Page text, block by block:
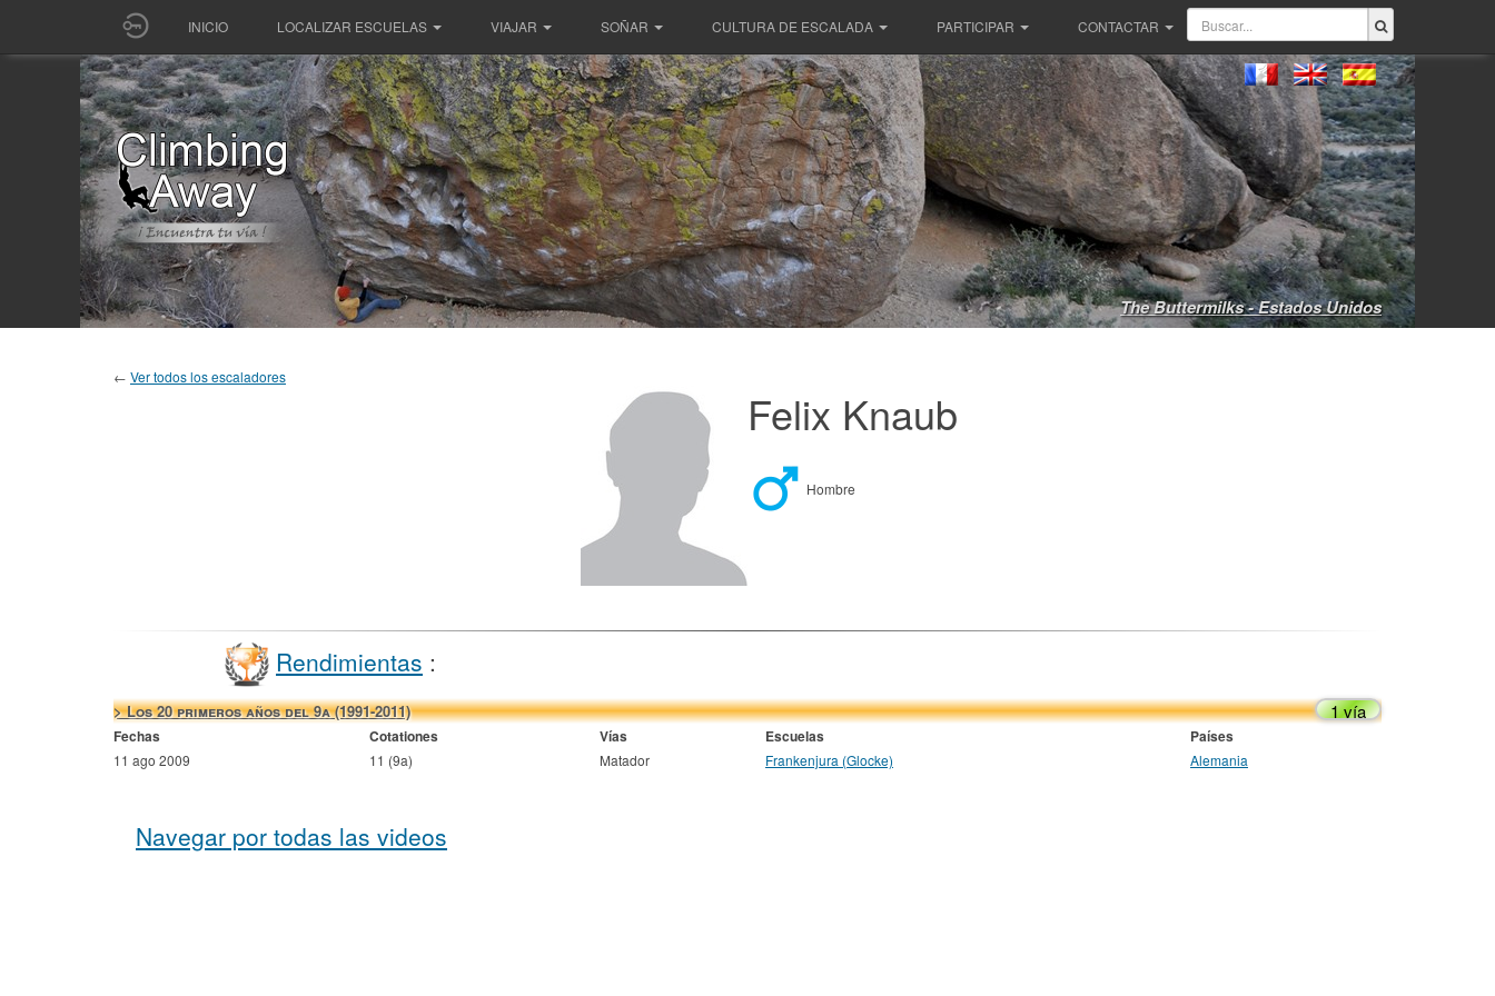
INICIO LOCALIZAR ESCUELAS VIAJAR SOÑAR CULTURA DE ESCALADA PARTICIPAR CONTACTAR
The Buttermilks - Estados Unidos
← Ver todos los escaladores
Felix Knaub
Hombre
Rendimientas :
> Los 20 primeros años del 9a (1991-2011) 1 vía
Fechas Cotationes Vías Escuelas Países
11 ago 2009 11 (9a) Matador Frankenjura (Glocke) Alemania
Navegar por todas las videos